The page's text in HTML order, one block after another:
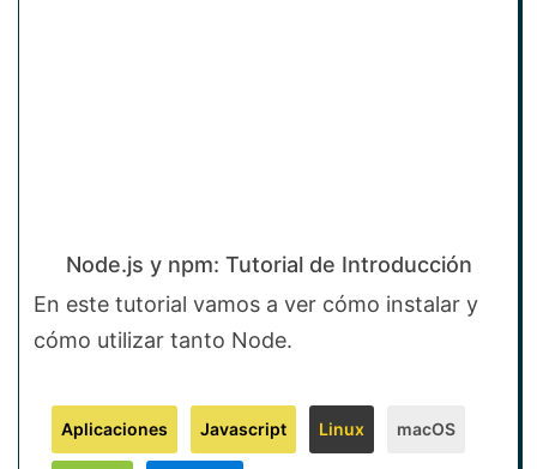
Node.js y npm: Tutorial de Introducción
En este tutorial vamos a ver cómo instalar y
cómo utilizar tanto Node.
Aplicaciones Javascript Linux macOS